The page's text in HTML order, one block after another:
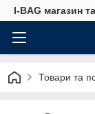
I-BAG магазин
Товари та